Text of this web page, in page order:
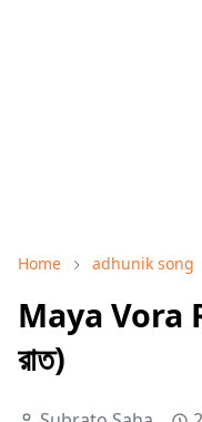
Home adhunik ‍song
Maya Vora
রাত)